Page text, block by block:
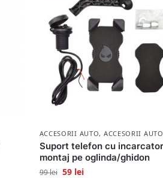
ACCESORII AUTO, ACCESORII
Suport telefon cu incarcator
montaj pe oglinda/ghidon
99lei 59 lei